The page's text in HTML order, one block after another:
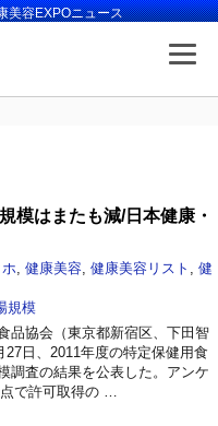
美容EXPOニュース
模はまたも減/日本健康・
ホ 健康美容 健康美容リスト
健
規模
品協会（東京都新宿区、下田智
27日、2011年度の特定保健用食
調査の結果を公表した。アンケ
で許可取得の …